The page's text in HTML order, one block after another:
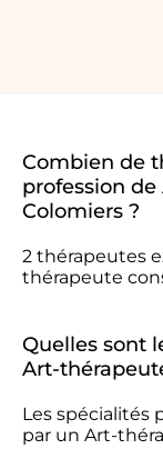
Combien de
profession
Colomiers ?
2 thérapeutes
thérapeute
Quelles sont
Art-
Les spécialités
par un Art-